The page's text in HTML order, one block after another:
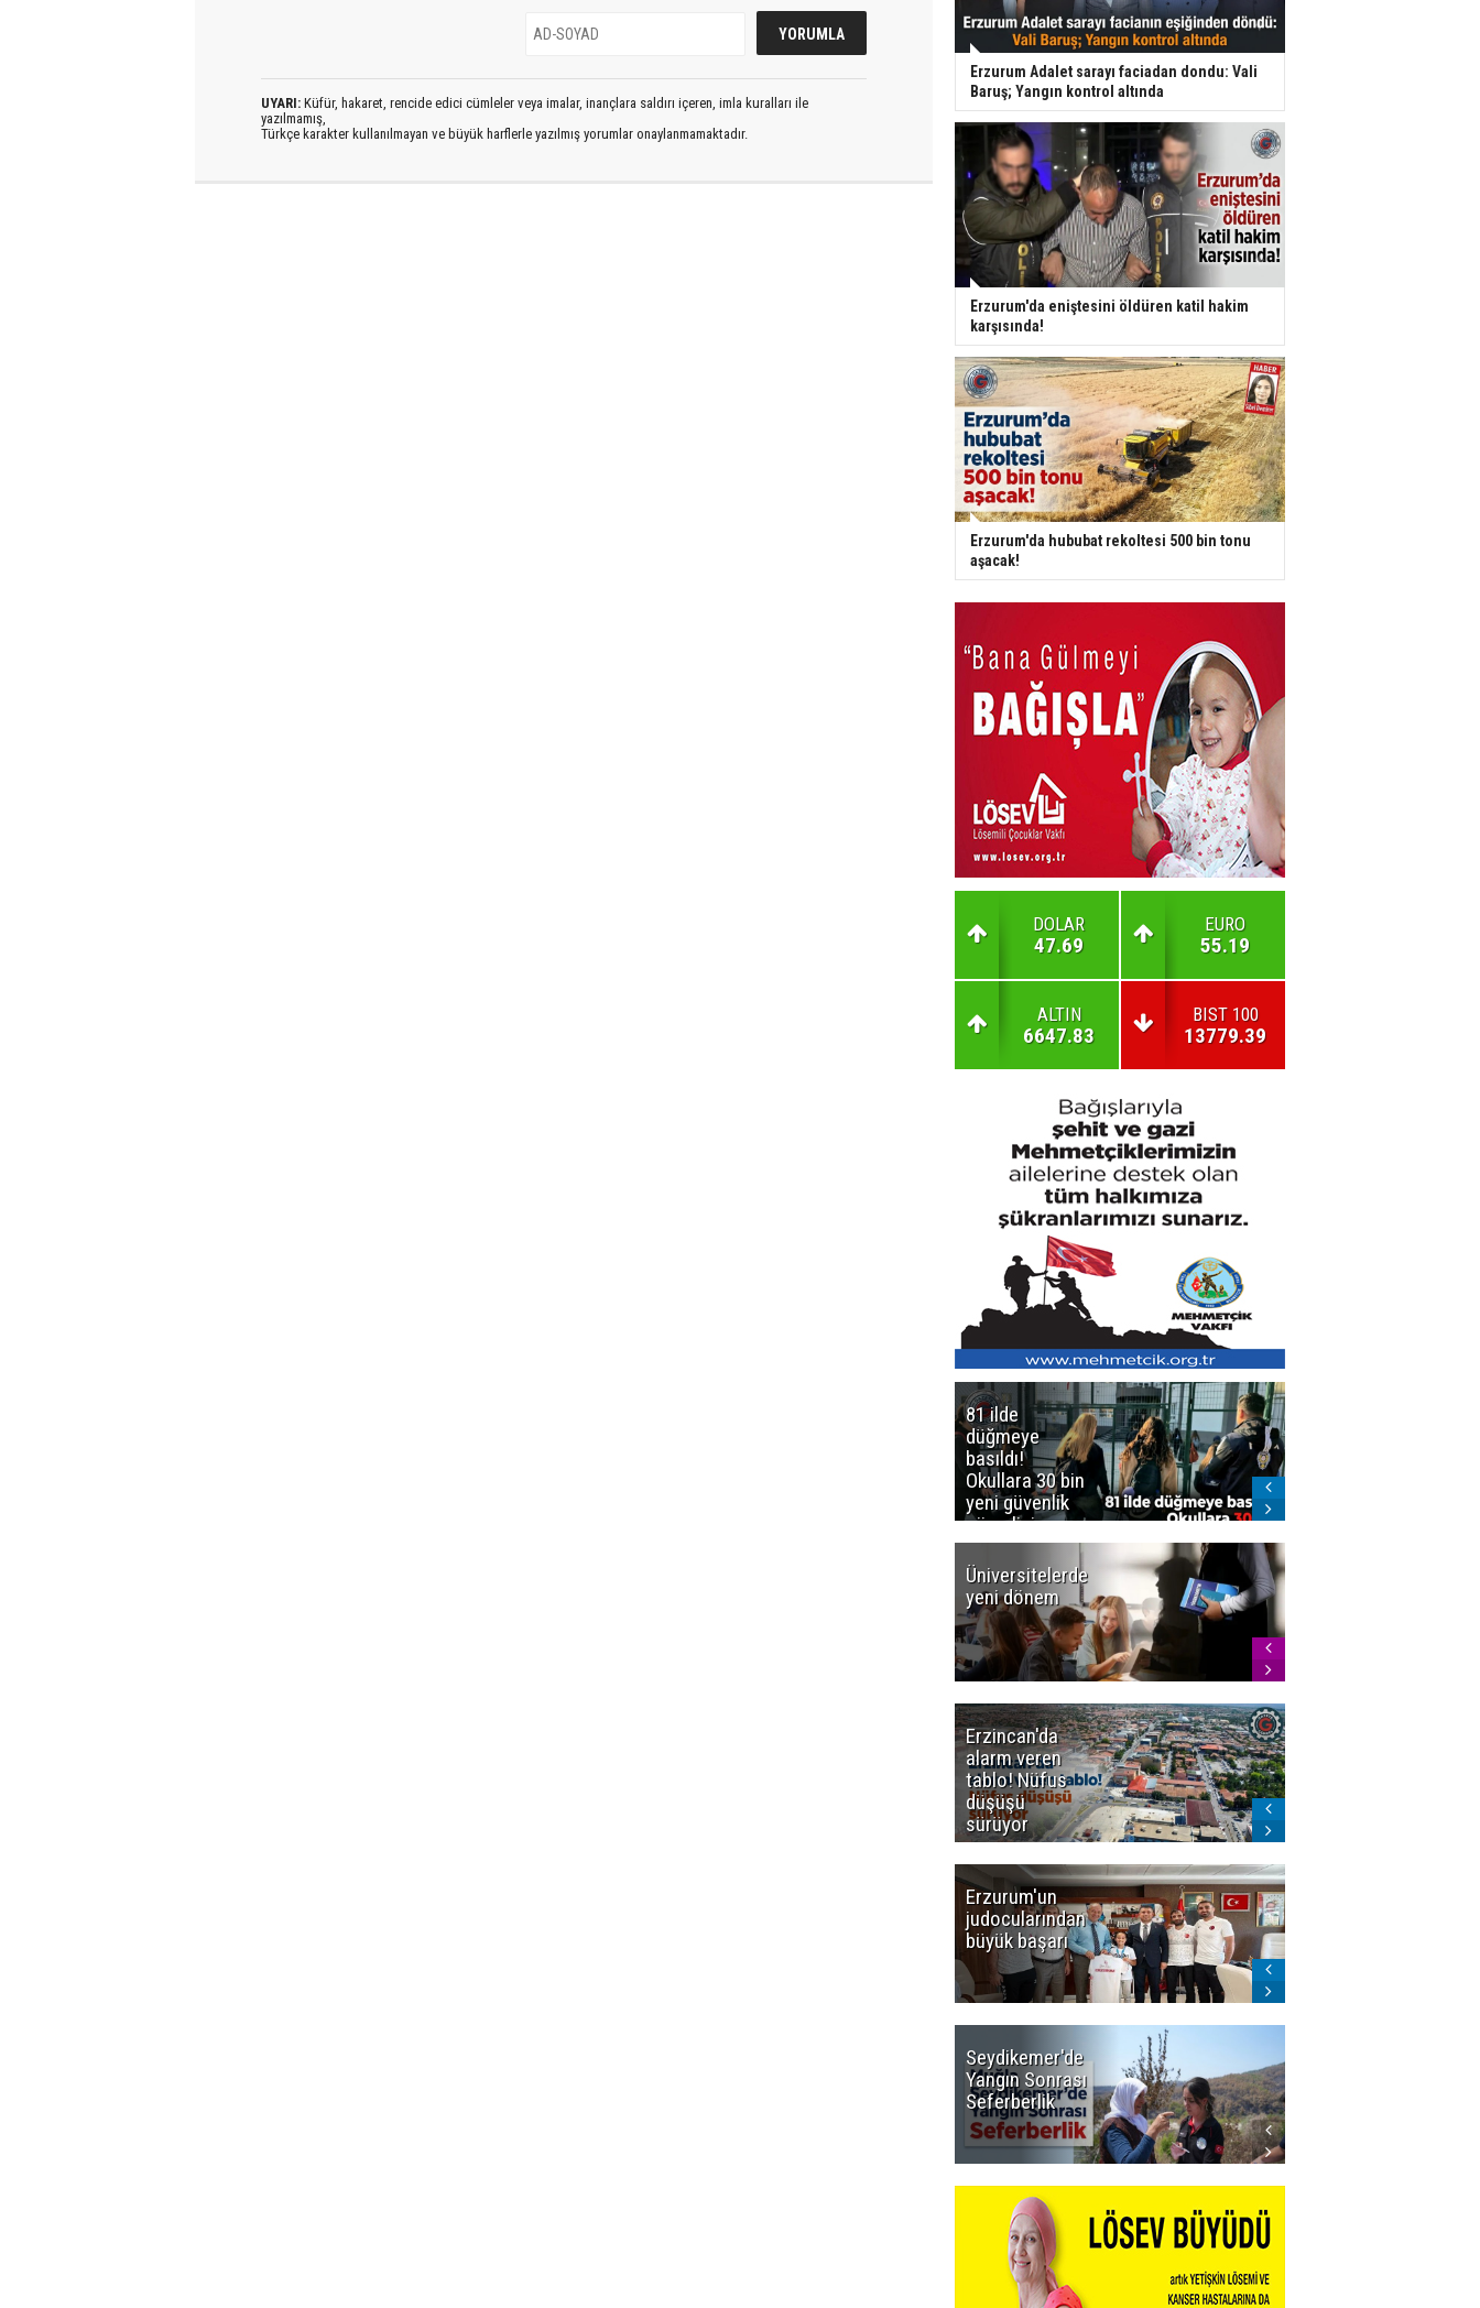
UYARI: Küfür, hakaret, rencide edici cümleler veya imalar, inançlara saldırı içeren, imla kuralları ile
yazılmamış,
Türkçe karakter kullanılmayan ve büyük harflerle yazılmış yorumlar onaylanmamaktadır.
Erzurum Adalet sarayı faciadan dondu: Vali
Baruş; Yangın kontrol altında
Erzurum'da eniştesini öldüren katil hakim
karşısında!
Erzurum'da hububat rekoltesi 500 bin tonu
aşacak!
DOLAR
47.69
EURO
55.19
ALTIN
6647.83
BIST 100
13779.39
81 ilde
düğmeye
basıldı!
Okullara 30 bin
yeni güvenlik
görevlisi
Üniversitelerde
yeni dönem
Erzincan'da
alarm veren
tablo! Nüfus
düşüşü
sürüyor
Erzurum'un
judocularından
büyük başarı
Seydikemer'de
Yangın Sonrası
Seferberlik